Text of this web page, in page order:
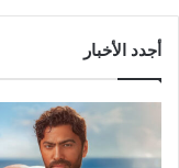
أجدد الأخبار